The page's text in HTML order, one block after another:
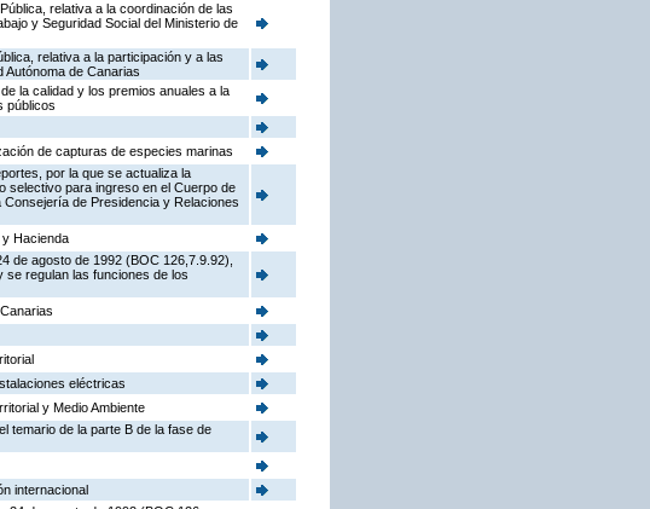
relativa a la coordinación de las
y Seguridad Social del Ministerio de
relativa a la participación y a las
de Canarias
la calidad y los premios anuales a la
públicos
de capturas de especies marinas
por la que se actualiza la
selectivo para ingreso en el Cuerpo de
de Presidencia y Relaciones
y Hacienda
de agosto de 1992 (BOC 126,7.9.92),
se regulan las funciones de los
eléctricas
y Medio Ambiente
temario de la parte B de la fase de
internacional